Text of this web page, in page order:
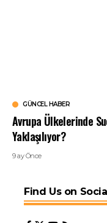
GÜNCEL HABER
Avrupa Ülkelerinde
Yaklaşılıyor?
9 ay Önce
Find Us on